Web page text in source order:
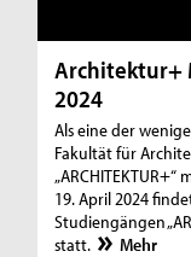
Architektur+
2024
Als eine der
Fakultät für
19. April 2024
Studiengängen
statt.
Mehr